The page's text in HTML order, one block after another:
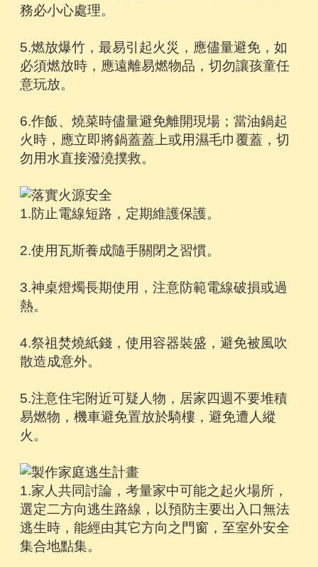
務必小心處理。
5.燃放爆竹，最易引起火災，應儘量避免，如
必須燃放時，應遠離易燃物品，切勿讓孩童任
意玩放。
6.作飯、燒菜時儘量避免離開現場；當油鍋起
火時，應立即將鍋蓋蓋上或用濕毛巾覆蓋，切
勿用水直接潑澆撲救。
1.防止電線短路，定期維護保護。
2.使用瓦斯養成隨手關閉之習慣。
3.神桌燈燭長期使用，注意防範電線破損或過
熱。
4.祭祖焚燒紙錢，使用容器裝盛，避免被風吹
散造成意外。
5.注意住宅附近可疑人物，居家四週不要堆積
易燃物，機車避免置放於騎樓，避免遭人縱
火。
1.家人共同討論，考量家中可能之起火場所，
選定二方向逃生路線，以預防主要出入口無法
逃生時，能經由其它方向之門窗，至室外安全
集合地點集。